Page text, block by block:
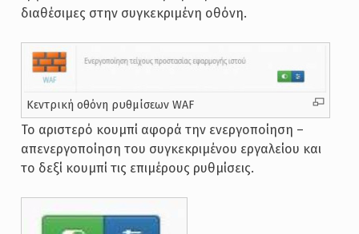
διαθέσιμες στην συγκεκριμένη οθόνη.
Κεντρική οθόνη ρυθμίσεων WAF
Το αριστερό κουμπί αφορά την ενεργοποίηση –
απενεργοποίηση του συγκεκριμένου εργαλείου και
το δεξί κουμπί τις επιμέρους ρυθμίσεις.